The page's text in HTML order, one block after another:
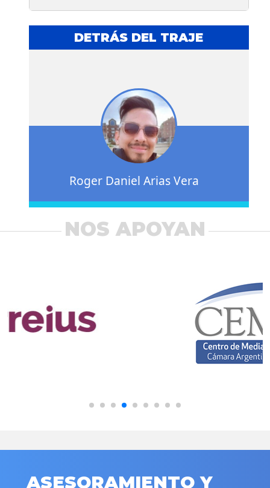
DETRÁS DEL TRAJE
Roger Daniel Arias Vera
NOS APOYAN
ASESORAMIENTO Y